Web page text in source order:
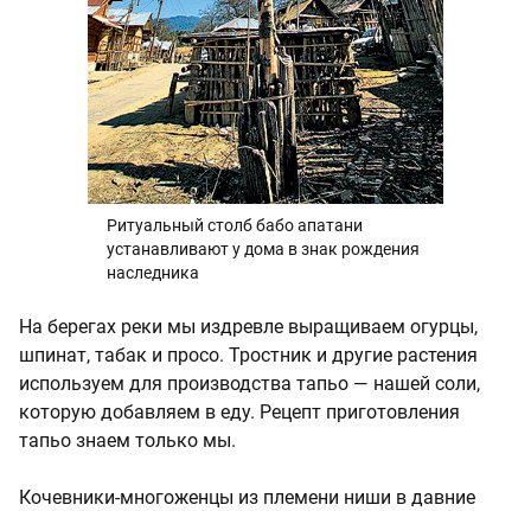
Ритуальный столб бабо апатани
устанавливают у дома в знак рождения
наследника
На берегах реки мы издревле выращиваем огурцы,
шпинат, табак и просо. Тростник и другие растения
используем для производства тапьо — нашей соли,
которую добавляем в еду. Рецепт приготовления
тапьо знаем только мы.
Кочевники-многоженцы из племени ниши в давние